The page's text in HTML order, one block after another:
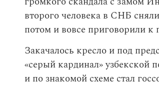
второго человека в СНБ
потом и вовсе приговорили
Закачалось кресло и под
«серый кардинал» узбекской
и по знакомой схеме стал